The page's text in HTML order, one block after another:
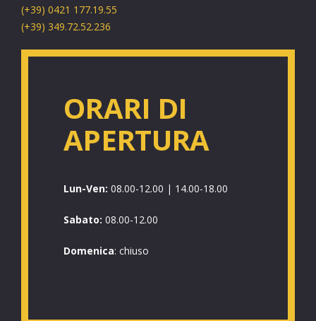
(+39) 0421 177.19.55
(+39) 349.72.52.236
ORARI DI
APERTURA
Lun-Ven: 08.00-12.00 | 14.00-18.00
Sabato: 08.00-12.00
Domenica: chiuso